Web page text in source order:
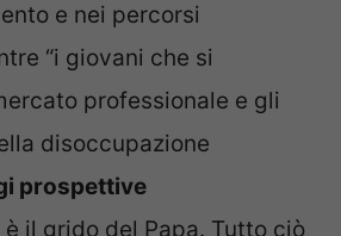
e nei percorsi
“i giovani che si
professionale e gli
disoccupazione
prospettive
è il grido del Papa. Tutto ciò